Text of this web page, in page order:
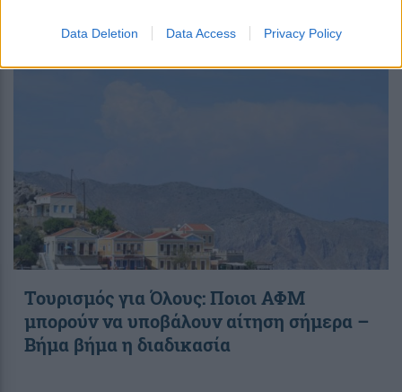
Data Deletion Data Access Privacy Policy
, 9 Αυγούστου 2026 || Τουρισμός
Τουρισμός για Όλους: Ποιοι ΑΦΜ
μπορούν να υποβάλουν αίτηση σήμερα –
Βήμα βήμα η διαδικασία